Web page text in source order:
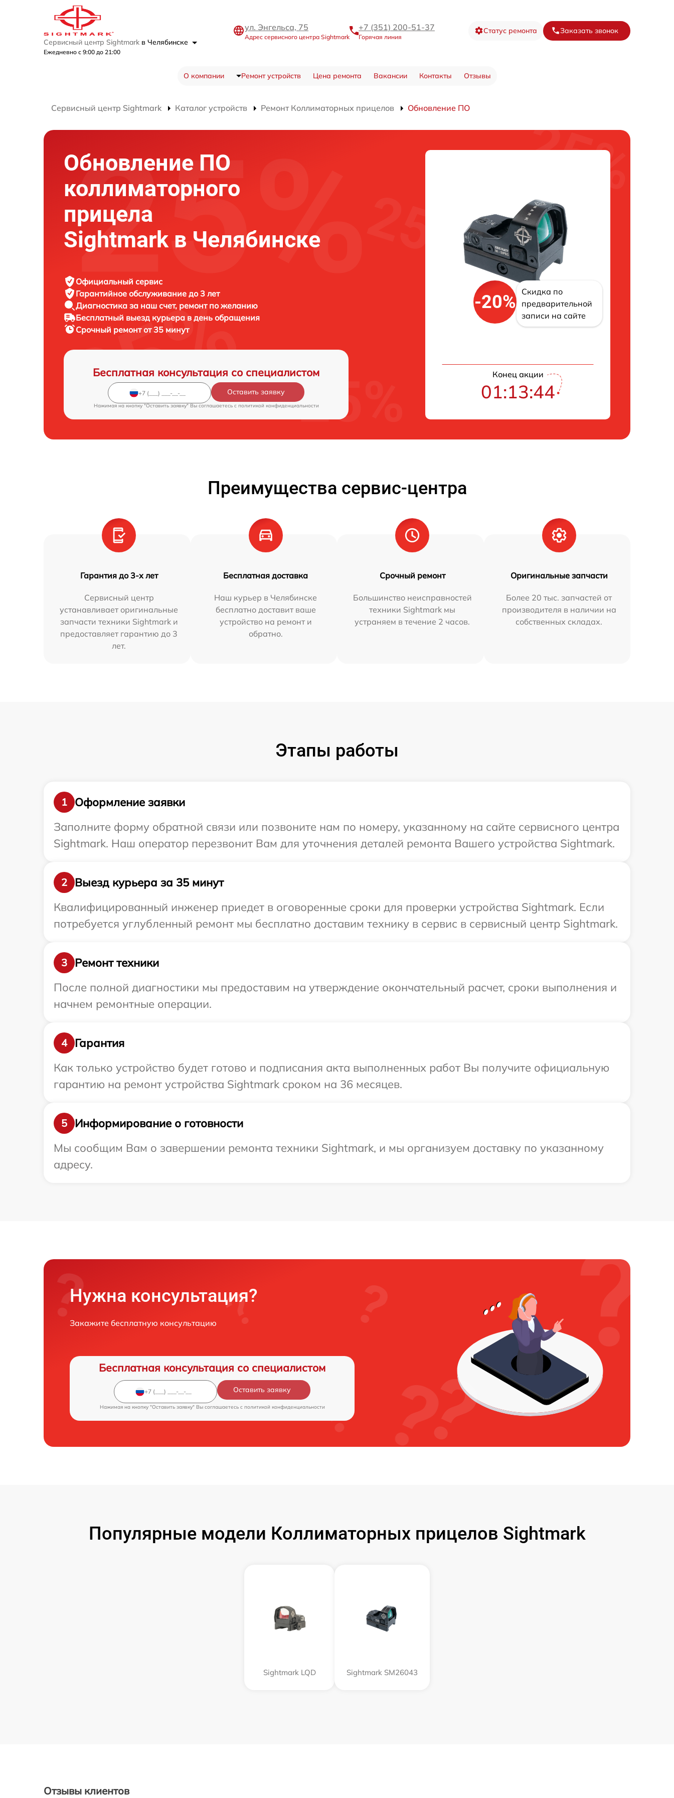
Сервисный центр Sightmark в Челябинске
Ежедневно с 9:00 до 21:00
ул. Энгельса, 75
Адрес сервисного центра Sightmark
+7 (351) 200-51-37
Горячая линия
Статус ремонта Заказать звонок
О компании Ремонт устройств Цена ремонта Вакансии Контакты Отзывы
Сервисный центр Sightmark Каталог устройств Ремонт Коллиматорных прицелов Обновление ПО
Обновление ПО
коллиматорного
прицела
Sightmark в Челябинске
Официальный сервис
Гарантийное обслуживание до 3 лет
Диагностика за наш счет, ремонт по желанию
Бесплатный выезд курьера в день обращения
Срочный ремонтот 35 минут
Бесплатная консультация со специалистом
Оставить заявку
Нажимая на кнопку "Оставить заявку" Вы соглашаетесь c политикой конфиденциальности
-20%
Скидка по
предварительной
записи на сайте
Конец акции
01:13:43
Преимущества сервис-центра
Гарантия до 3-х лет
Сервисный центр
устанавливает оригинальные
запчасти техники Sightmark и
предоставляет гарантию до 3
лет.
Бесплатная доставка
Наш курьер в Челябинске
бесплатно доставит ваше
устройство на ремонт и
обратно.
Срочный ремонт
Большинство неисправностей
техники Sightmark мы
устраняем в течение 2 часов.
Оригинальные запчасти
Более 20 тыс. запчастей от
производителя в наличии на
собственных складах.
Этапы работы
1
Оформление заявки
Заполните форму обратной связи или позвоните нам по номеру, указанному на сайте сервисного центра
Sightmark. Наш оператор перезвонит Вам для уточнения деталей ремонта Вашего устройства Sightmark.
2
Выезд курьера за 35 минут
Квалифицированный инженер приедет в оговоренные сроки для проверки устройства Sightmark. Если
потребуется углубленный ремонт мы бесплатно доставим технику в сервис в сервисный центр Sightmark.
3
Ремонт техники
После полной диагностики мы предоставим на утверждение окончательный расчет, сроки выполнения и
начнем ремонтные операции.
4
Гарантия
Как только устройство будет готово и подписания акта выполненных работ Вы получите официальную
гарантию на ремонт устройства Sightmark сроком на 36 месяцев.
5
Информирование о готовности
Мы сообщим Вам о завершении ремонта техники Sightmark, и мы организуем доставку по указанному
адресу.
Нужна консультация?
Закажите бесплатную консультацию
Бесплатная консультация со специалистом
Оставить заявку
Нажимая на кнопку "Оставить заявку" Вы соглашаетесь c политикой конфиденциальности
Популярные модели Коллиматорных прицелов Sightmark
Sightmark LQD Sightmark SM26043
Отзывы клиентов